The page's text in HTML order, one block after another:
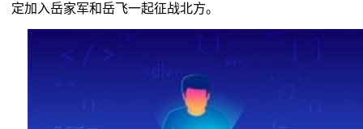
定加入岳家军和岳飞一起征战北方。